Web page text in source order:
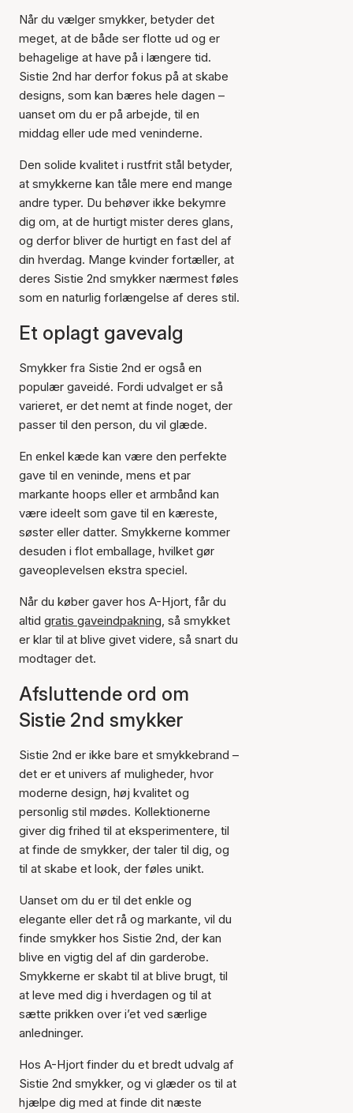
Når du vælger smykker, betyder det
meget, at de både ser flotte ud og er
behagelige at have på i længere tid.
Sistie 2nd har derfor fokus på at skabe
designs, som kan bæres hele dagen –
uanset om du er på arbejde, til en
middag eller ude med veninderne.
Den solide kvalitet i rustfrit stål betyder,
at smykkerne kan tåle mere end mange
andre typer. Du behøver ikke bekymre
dig om, at de hurtigt mister deres glans,
og derfor bliver de hurtigt en fast del af
din hverdag. Mange kvinder fortæller, at
deres Sistie 2nd smykker nærmest føles
som en naturlig forlængelse af deres stil.
Et oplagt gavevalg
Smykker fra Sistie 2nd er også en
populær gaveidé. Fordi udvalget er så
varieret, er det nemt at finde noget, der
passer til den person, du vil glæde.
En enkel kæde kan være den perfekte
gave til en veninde, mens et par
markante hoops eller et armbånd kan
være ideelt som gave til en kæreste,
søster eller datter. Smykkerne kommer
desuden i flot emballage, hvilket gør
gaveoplevelsen ekstra speciel.
Når du køber gaver hos A-Hjort, får du
altid gratis gaveindpakning, så smykket
er klar til at blive givet videre, så snart du
modtager det.
Afsluttende ord om
Sistie 2nd smykker
Sistie 2nd er ikke bare et smykkebrand –
det er et univers af muligheder, hvor
moderne design, høj kvalitet og
personlig stil mødes. Kollektionerne
giver dig frihed til at eksperimentere, til
at finde de smykker, der taler til dig, og
til at skabe et look, der føles unikt.
Uanset om du er til det enkle og
elegante eller det rå og markante, vil du
finde smykker hos Sistie 2nd, der kan
blive en vigtig del af din garderobe.
Smykkerne er skabt til at blive brugt, til
at leve med dig i hverdagen og til at
sætte prikken over i’et ved særlige
anledninger.
Hos A-Hjort finder du et bredt udvalg af
Sistie 2nd smykker, og vi glæder os til at
hjælpe dig med at finde dit næste